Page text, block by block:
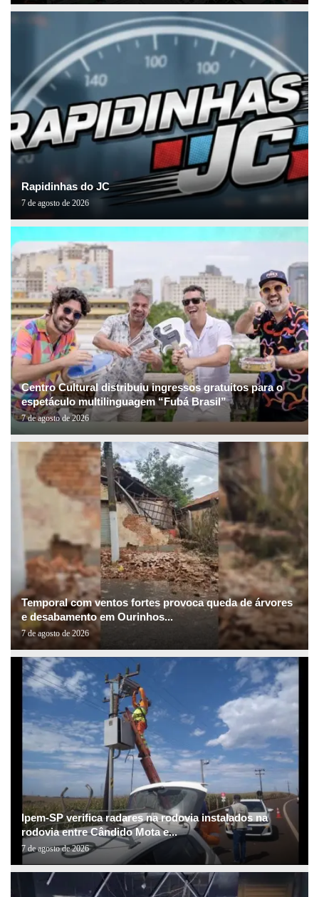
Rapidinhas do JC
7 de agosto de 2026
Centro Cultural distribuiu ingressos gratuitos para o
espetáculo multilinguagem “Fubá Brasil”
7 de agosto de 2026
Temporal com ventos fortes provoca queda de árvores
e desabamento em Ourinhos...
7 de agosto de 2026
Ipem-SP verifica radares na rodovia instalados na
rodovia entre Cândido Mota e...
7 de agosto de 2026